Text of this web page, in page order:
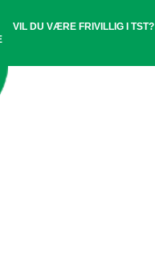
VIL DU VÆRE FRIVILLIG I TST?